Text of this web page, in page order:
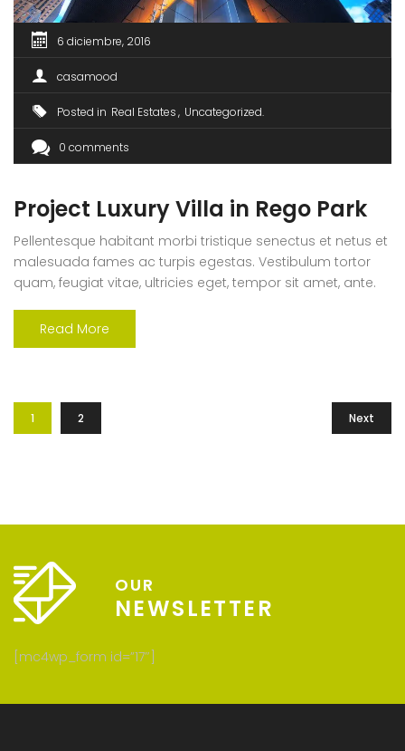
6 diciembre, 2016
casamood
Posted in Real Estates Uncategorized
0 comments
Project Luxury Villa in Rego Park
Pellentesque habitant morbi tristique senectus et netus et
malesuada fames ac turpis egestas. Vestibulum tortor
quam, feugiat vitae, ultricies eget, tempor sit amet, ante.
ultricies mi vitae est. Mauris placerat eleifend leo. Quisque
sit amet est et sapien ullamcorper pharetra. Vestibulum
Read More
1 2 Next
OUR
NEWSLETTER
[mc4wp_form id=”17″]